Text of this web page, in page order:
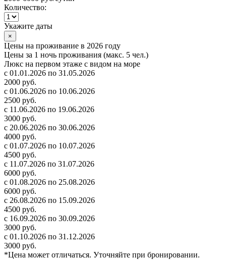
Количество:
Укажите даты
×
Цены на проживание в 2026 году
Цены за 1 ночь проживания (макс. 5 чел.)
Люкс на первом этаже с видом на море
с 01.01.2026 по 31.05.2026
2000 руб.
с 01.06.2026 по 10.06.2026
2500 руб.
с 11.06.2026 по 19.06.2026
3000 руб.
с 20.06.2026 по 30.06.2026
4000 руб.
с 01.07.2026 по 10.07.2026
4500 руб.
с 11.07.2026 по 31.07.2026
6000 руб.
с 01.08.2026 по 25.08.2026
6000 руб.
с 26.08.2026 по 15.09.2026
4500 руб.
с 16.09.2026 по 30.09.2026
3000 руб.
с 01.10.2026 по 31.12.2026
3000 руб.
*Цена может отличаться. Уточняйте при бронировании.